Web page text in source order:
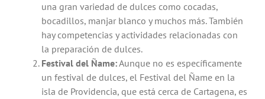
una gran variedad de dulces como cocadas,
bocadillos, manjar blanco y muchos más. También
hay competencias y actividades relacionadas con
la preparación de dulces.
Festival del Ñame:Aunque no es específicamente
un festival de dulces, el Festival del Ñame en la
isla de Providencia, que está cerca de Cartagena, es